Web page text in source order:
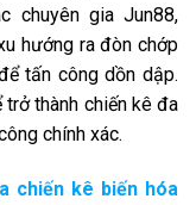
chuyên gia Jun88,
hướng ra đòn chớp
tấn công dồn dập.
trở thành chiến kê đa
chính xác.
chiến kê biến hóa